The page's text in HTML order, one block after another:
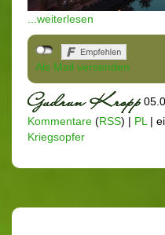
...weiterlesen
Als Mail versenden
Kommentare (RSS) | PL|
Kriegsopfer